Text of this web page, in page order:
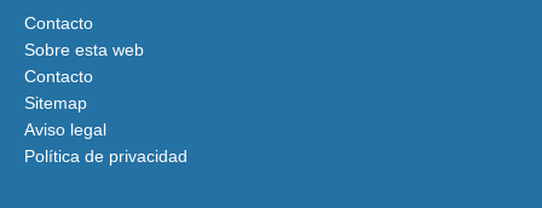
Contacto
Sobre esta web
Contacto
Sitemap
Aviso legal
Política de privacidad